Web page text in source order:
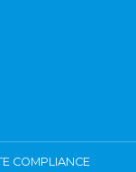
COMPLIANCE